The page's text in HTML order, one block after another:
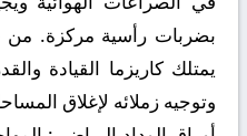
بضربات رأسية مركزة. من
يمتلك كاريزما القيادة
وتوجيه زملائه لإغلاق